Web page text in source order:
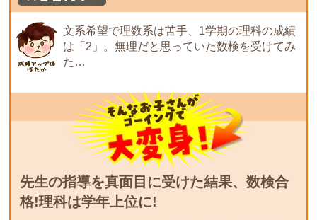
文系希望で理数系は苦手、1学期の理科の成績
は「2」。無理だと思っていた数検を受けてみ
た…
先生の指導を真面目に受けた結果、数検合
格!理科は学年上位に!